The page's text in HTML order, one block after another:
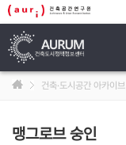
건축·도시공간 아카이브
맹그로브 숭인